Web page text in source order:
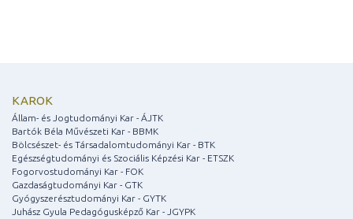
KAROK
Állam- és Jogtudományi Kar - ÁJTK
Bartók Béla Művészeti Kar - BBMK
Bölcsészet- és Társadalomtudományi Kar - BTK
Egészségtudományi és Szociális Képzési Kar - ETSZK
Fogorvostudományi Kar - FOK
Gazdaságtudományi Kar - GTK
Gyógyszerésztudományi Kar - GYTK
Juhász Gyula Pedagógusképző Kar - JGYPK